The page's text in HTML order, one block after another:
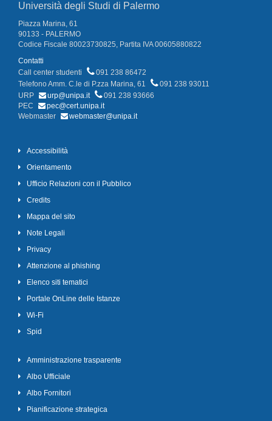
Università degli Studi di Palermo
Piazza Marina, 61
90133 - PALERMO
Codice Fiscale 80023730825, Partita IVA 00605880822
Contatti
Call center studenti
091 238 86472
Telefono Amm. C.le di P.zza Marina, 61
091 238 93011
URP
urp@unipa.it
091 238 93666
PEC
pec@cert.unipa.it
Webmaster
webmaster@unipa.it
Accessibilità
Orientamento
Ufficio Relazioni con il Pubblico
Credits
Mappa del sito
Note Legali
Privacy
Attenzione al phishing
Elenco siti tematici
Portale OnLine delle Istanze
Wi-Fi
Spid
Amministrazione trasparente
Albo Ufficiale
Albo Fornitori
Pianificazione strategica